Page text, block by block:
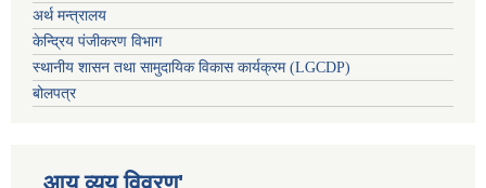
अर्थ मन्त्रालय
केन्द्रिय पंजीकरण विभाग
स्थानीय शासन तथा सामुदायिक विकास कार्यक्रम (LGCDP)
बोलपत्र